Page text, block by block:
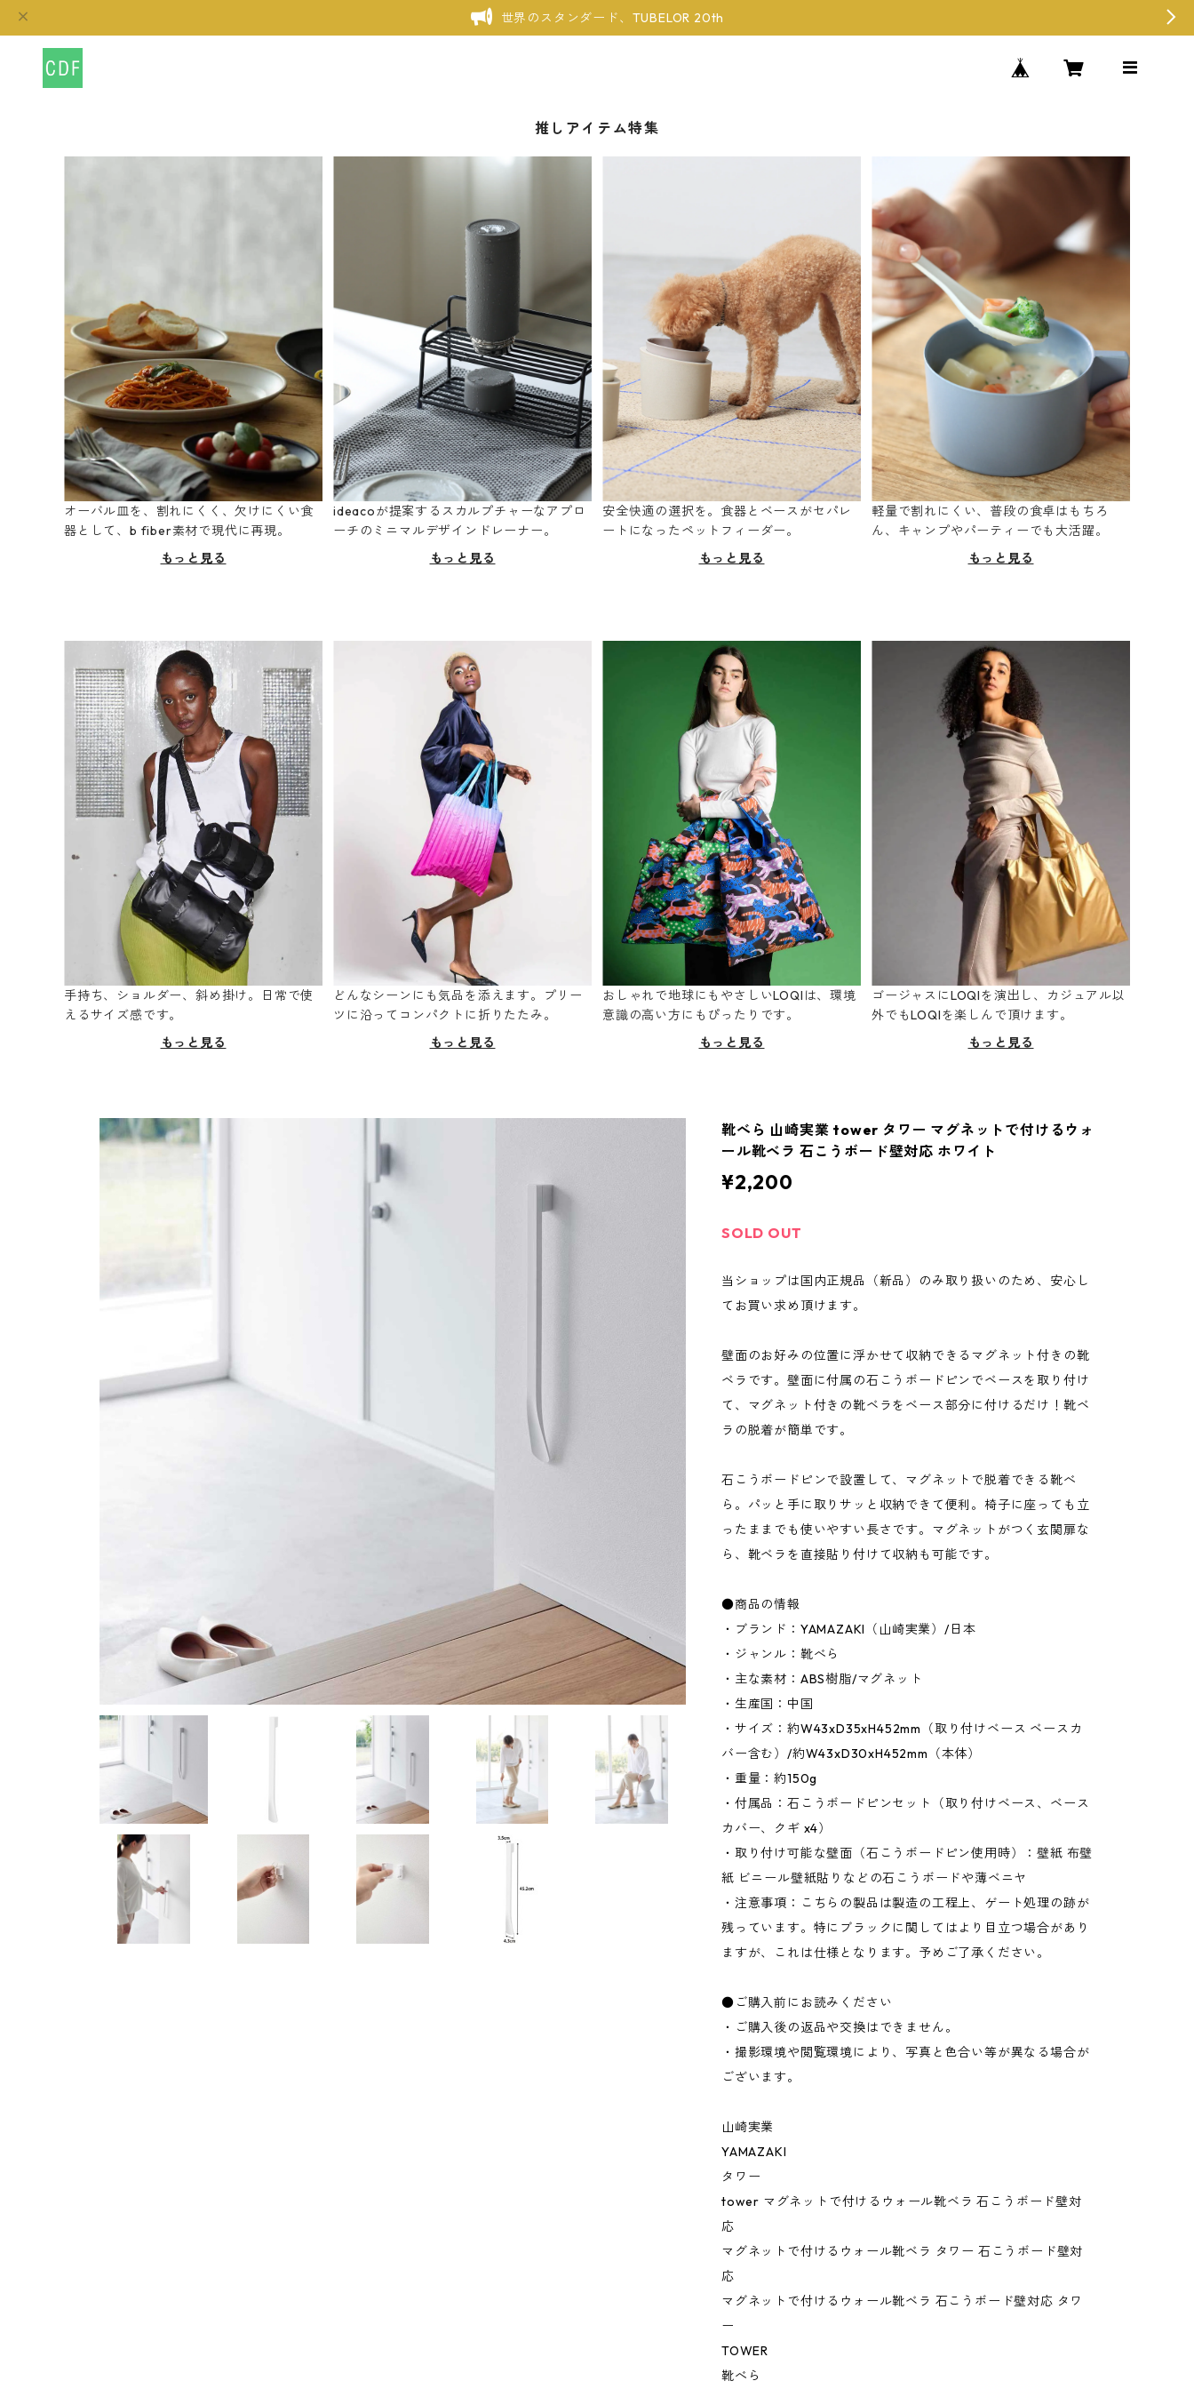
世界のスタンダード、TUBELOR 20th
推しアイテム特集
オーバル皿を、割れにくく、欠けにくい食
器として、b fiber素材で現代に再現。
もっと見る
ideacoが提案するスカルプチャーなアプロ
ーチのミニマルデザインドレーナー。
もっと見る
安全快適の選択を。食器とベースがセパレ
ートになったペットフィーダー。
もっと見る
軽量で割れにくい、普段の食卓はもちろ
ん、キャンプやパーティーでも大活躍。
もっと見る
手持ち、ショルダー、斜め掛け。日常で使
えるサイズ感です。
もっと見る
どんなシーンにも気品を添えます。プリー
ツに沿ってコンパクトに折りたたみ。
もっと見る
おしゃれで地球にもやさしいLOQIは、環境
意識の高い方にもぴったりです。
もっと見る
ゴージャスにLOQIを演出し、カジュアル以
外でもLOQIを楽しんで頂けます。
もっと見る
靴べら 山崎実業 tower タワー マグネットで付けるウォ
ール靴ベラ 石こうボード壁対応 ホワイト
¥2,200
SOLD OUT
当ショップは国内正規品（新品）のみ取り扱いのため、安心し
てお買い求め頂けます。
壁面のお好みの位置に浮かせて収納できるマグネット付きの靴
ベラです。壁面に付属の石こうボードピンでベースを取り付け
て、マグネット付きの靴ベラをベース部分に付けるだけ！靴ベ
ラの脱着が簡単です。
石こうボードピンで設置して、マグネットで脱着できる靴べ
ら。パッと手に取りサッと収納できて便利。椅子に座っても立
ったままでも使いやすい長さです。マグネットがつく玄関扉な
ら、靴ベラを直接貼り付けて収納も可能です。
●商品の情報
・ブランド：YAMAZAKI（山崎実業）/日本
・ジャンル：靴べら
・主な素材：ABS樹脂/マグネット
・生産国：中国
・サイズ：約W43xD35xH452mm（取り付けベース ベースカ
バー含む）/約W43xD30xH452mm（本体）
・重量：約150g
・付属品：石こうボードピンセット（取り付けベース、ベース
カバー、クギ x4）
・取り付け可能な壁面（石こうボードピン使用時）：壁紙 布壁
紙 ビニール壁紙貼りなどの石こうボードや薄ベニヤ
・注意事項：こちらの製品は製造の工程上、ゲート処理の跡が
残っています。特にブラックに関してはより目立つ場合があり
ますが、これは仕様となります。予めご了承ください。
●ご購入前にお読みください
・ご購入後の返品や交換はできません。
・撮影環境や閲覧環境により、写真と色合い等が異なる場合が
ございます。
山崎実業
YAMAZAKI
タワー
tower マグネットで付けるウォール靴ベラ 石こうボード壁対
応
マグネットで付けるウォール靴ベラ タワー 石こうボード壁対
応
マグネットで付けるウォール靴ベラ 石こうボード壁対応 タワ
ー
TOWER
靴べら